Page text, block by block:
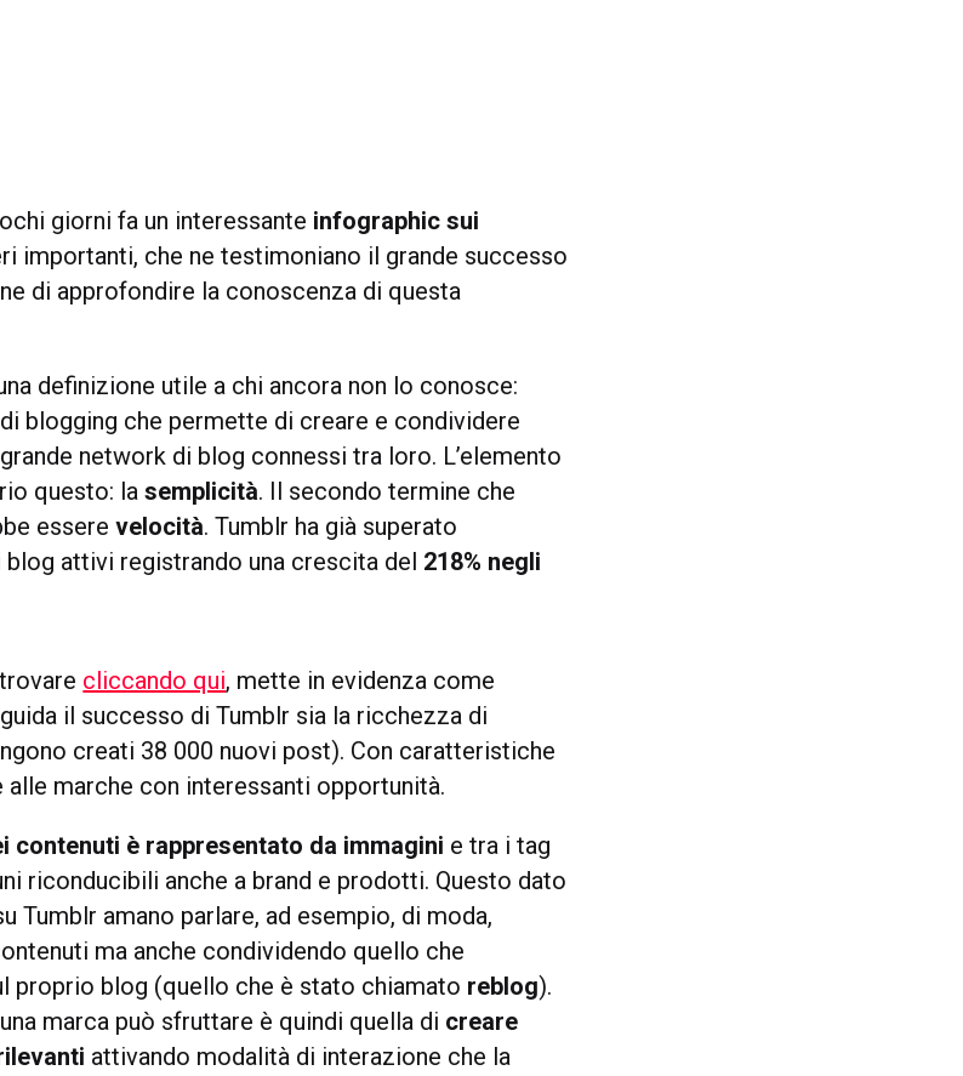
giorni fa un interessante infographic sui
importanti, che ne testimoniano il grande successo
di approfondire la conoscenza di questa
definizione utile a chi ancora non lo conosce:
blogging che permette di creare e condividere
network di blog connessi tra loro. L’elemento
questo: lasemplicità. Il secondo termine che
esserevelocità. Tumblr ha già superato
attivi registrando una crescita del 218% negli
cliccando qui, mette in evidenza come
il successo di Tumblr sia la ricchezza di
creati 38 000 nuovi post). Con caratteristiche
alle marche con interessanti opportunità.
contenuti è rappresentato da immagini e tra i tag
riconducibili anche a brand e prodotti. Questo dato
Tumblr amano parlare, ad esempio, di moda,
ma anche condividendo quello che
proprio blog (quello che è stato chiamato reblog).
marca può sfruttare è quindi quella di creare
attivando modalità di interazione che la